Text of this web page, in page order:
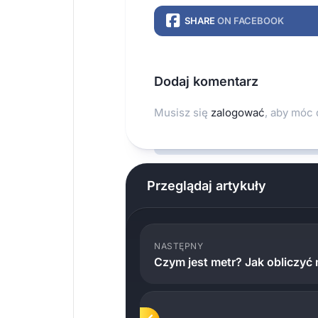
SHARE ON FACEBOOK
Dodaj komentarz
Musisz się zalogować, aby móc
Przeglądaj artykuły
NASTĘPNY
Czym jest metr? Jak obliczyć